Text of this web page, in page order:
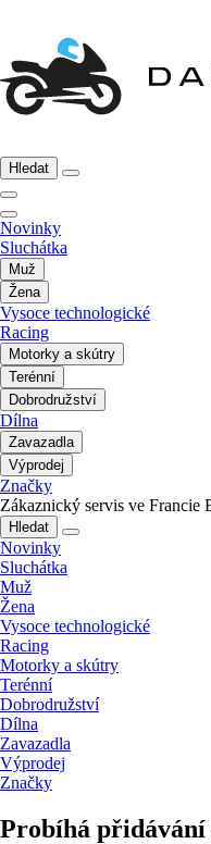
Hledat
Novinky
Sluchátka
Muž
Žena
Vysoce technologické
Racing
Motorky a skútry
Terénní
Dobrodružství
Dílna
Zavazadla
Výprodej
Značky
Zákaznický servis ve Francie
Hledat
Novinky
Sluchátka
Muž
Žena
Vysoce technologické
Racing
Motorky a skútry
Terénní
Dobrodružství
Dílna
Zavazadla
Výprodej
Značky
Probíhá přidávání